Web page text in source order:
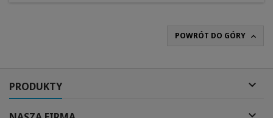
POWRÓT DO GÓRY 
PRODUKTY 